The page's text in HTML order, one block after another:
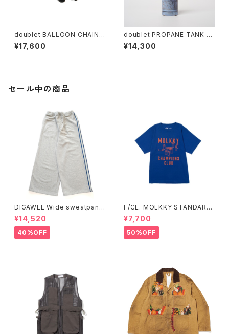
doublet BALLOON CHAIN
BRACELET (Gold)
¥17,600
doublet PROPANE TANK W
ATER BOTTLE / MEDIUM
¥14,300
セール中の商品
DIGAWEL Wide sweatpant
s
¥14,520
40%OFF
F/CE. MOLKKY STANDARD
T
¥7,700
50%OFF